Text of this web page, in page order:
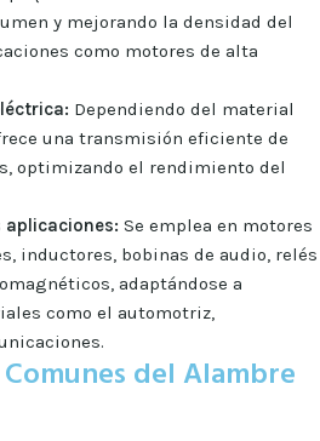
y mejorando la densidad del
como motores de alta
Dependiendo del material
una transmisión eficiente de
optimizando el rendimiento del
Se emplea en motores
inductores, bobinas de audio, relés
adaptándose a
como el automotriz,
del Alambre